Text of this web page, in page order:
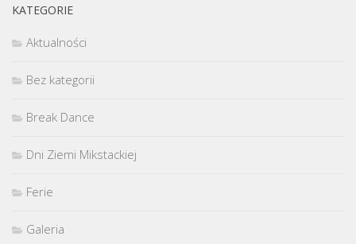
KATEGORIE
Aktualności
Bez kategorii
Break Dance
Dni Ziemi Mikstackiej
Ferie
Galeria